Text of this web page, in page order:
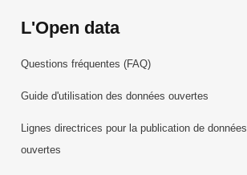
L'Open data
Questions fréquentes (FAQ)
Guide d'utilisation des données ouvertes
Lignes directrices pour la publication de données
ouvertes